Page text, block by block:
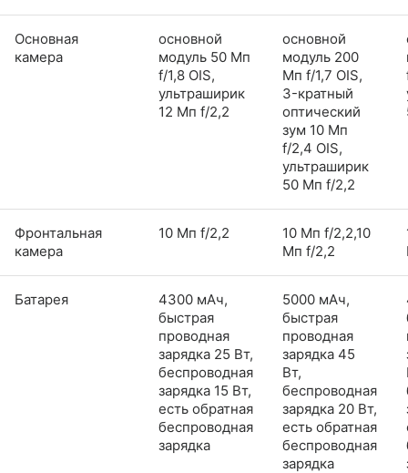
Основная
камера
основной
модуль 50 Мп
f/1,8 OIS,
ультраширик
12 Мп f/2,2
основной
модуль 200
Мп f/1,7 OIS,
3-кратный
оптический
зум 10 Мп
f/2,4 OIS,
ультраширик
50 Мп f/2,2
Фронтальная
камера
10 Мп f/2,2
10 Мп f/2,2,10
Мп f/2,2
Батарея
4300 мАч,
быстрая
проводная
зарядка 25 Вт,
беспроводная
зарядка 15 Вт,
есть обратная
беспроводная
зарядка
5000 мАч,
быстрая
проводная
зарядка 45
Вт,
беспроводная
зарядка 20 Вт,
есть обратная
беспроводная
зарядка